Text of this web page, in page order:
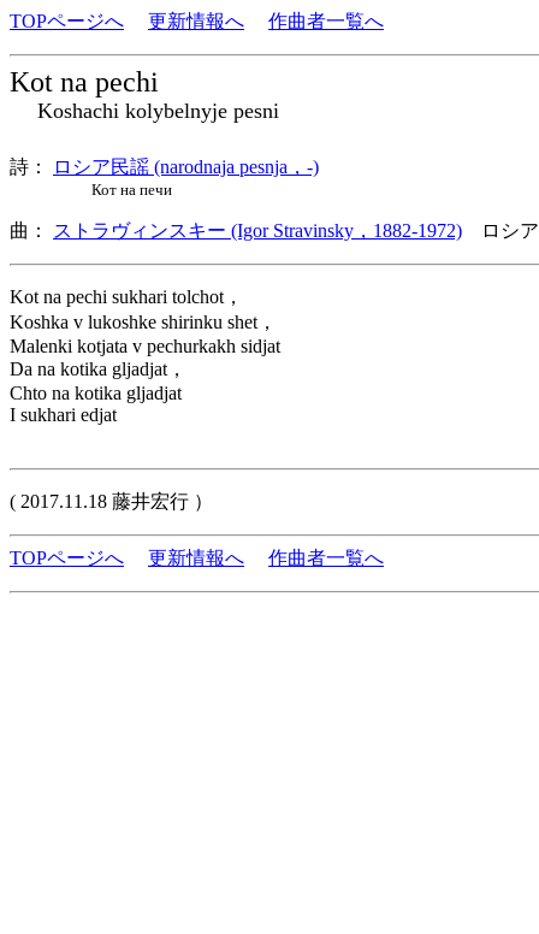
TOPページへ 更新情報へ 作曲者一覧へ
Kot na pechi
Koshachi kolybelnyje pesni
詩： ロシア民謡 (narodnaja pesnja，-)
Кот на печи
曲： ストラヴィンスキー (Igor Stravinsky，1882-1972) ロシ
Kot na pechi sukhari tolchot，
Koshka v lukoshke shirinku shet，
Malenki kotjata v pechurkakh sidjat
Da na kotika gljadjat，
Chto na kotika gljadjat
I sukhari edjat
( 2017.11.18 藤井宏行 ）
TOPページへ 更新情報へ 作曲者一覧へ